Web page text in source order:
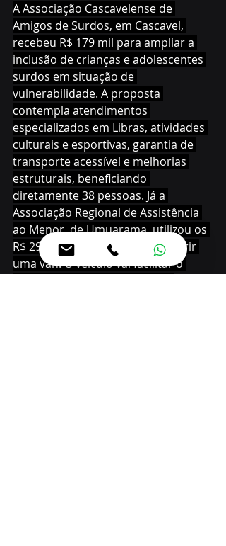
A Associação Cascavelense de
Amigos de Surdos, em Cascavel,
recebeu R$ 179 mil para ampliar a
inclusão de crianças e adolescentes
surdos em situação de
vulnerabilidade. A proposta
contempla atendimentos
especializados em Libras, atividades
culturais e esportivas, garantia de
transporte acessível e melhorias
estruturais, beneficiando
diretamente 38 pessoas. Já a
Associação Regional de Assistência
ao Menor, de Umuarama, utilizou os
R$ 298 mil recebidos para adquirir
uma van. O veículo vai facilitar o